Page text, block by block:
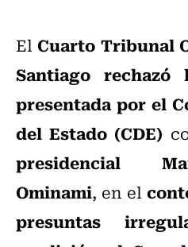
ElCuarto Tribunal
Santiago
presentada por el
del Estado (CDE)
presidencial
Ominami, en el
presuntas